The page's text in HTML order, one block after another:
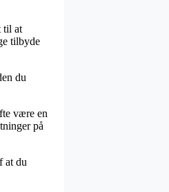
til at
tilbyde
du
være en
på
at du